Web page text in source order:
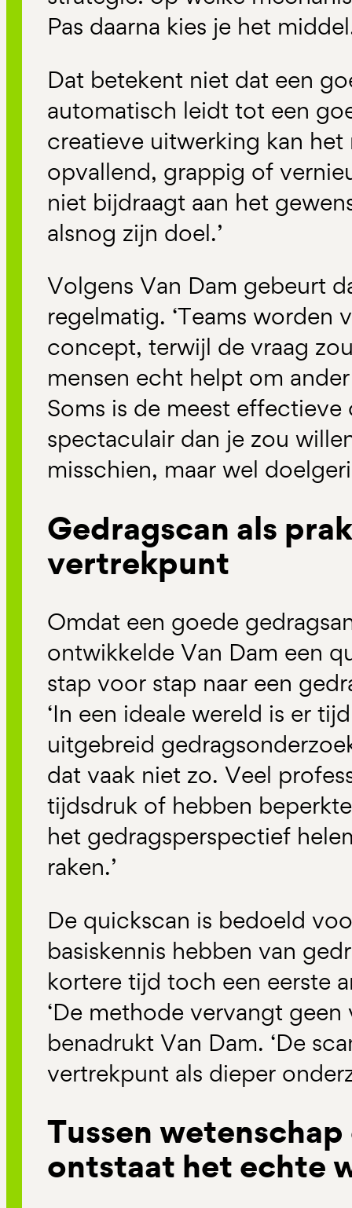
Pas daarna kies je het
Dat betekent niet dat een
automatisch leidt tot een
creatieve uitwerking kan het
opvallend, grappig of
niet bijdraagt aan het
alsnog zijn doel.’
Volgens Van Dam gebeurt
regelmatig. ‘Teams worden
concept, terwijl de vraag
mensen echt helpt om
Soms is de meest
spectaculair dan je zou
misschien, maar wel
Gedragscan als
vertrekpunt
Omdat een goede
ontwikkelde Van Dam een
stap voor stap naar een
‘In een ideale wereld is er
uitgebreid
dat vaak niet zo. Veel
tijdsdruk of hebben
het gedragsperspectief
raken.’
De quickscan is bedoeld
basiskennis hebben van
kortere tijd toch een eerste
‘De methode vervangt
benadrukt Van Dam. ‘De
vertrekpunt als dieper
Tussen
ontstaat het echte